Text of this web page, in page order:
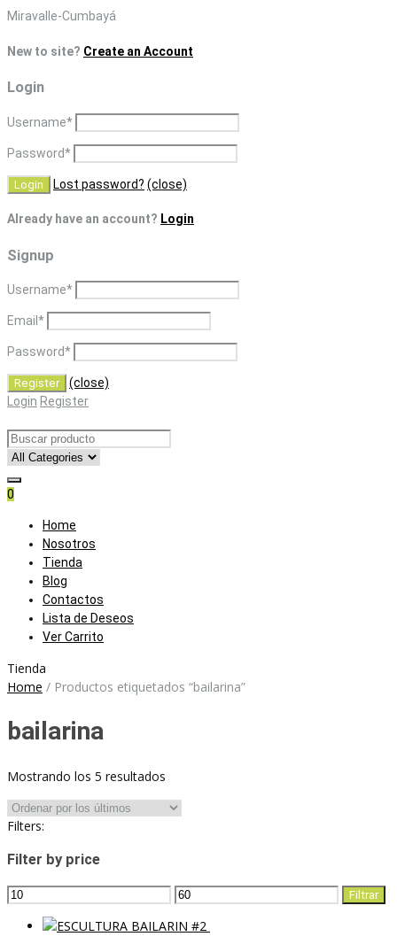
Skip
content
Miravalle-Cumbayá
New to site? Create an Account
Login
Username*
Password*
Lost password? (close)
Already have an account? Login
Signup
Username*
Email *
Password*
(close)
Login Register
0
Skip
content
Home
Nosotros
Tienda
Blog
Contactos
Lista de Deseos
Ver Carrito
Tienda
Home / Productos etiquetados “bailarina”
bailarina
Mostrando los 5 resultados
los
Filters:
Filter by price
Precio
Precio
Filtrar